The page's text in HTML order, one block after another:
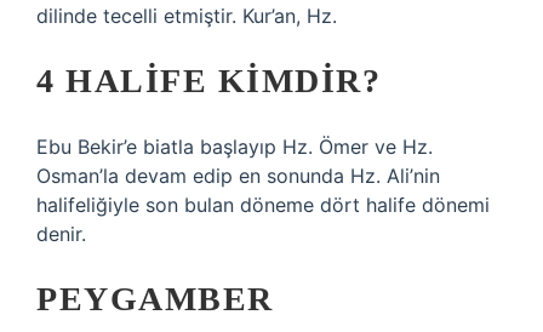
dilinde tecelli etmiştir. Kur’an, Hz.
4 HALIFE KIMDIR?
Ebu Bekir’e biatla başlayıp Hz. Ömer ve Hz.
Osman’la devam edip en sonunda Hz. Ali’nin
halifeliğiyle son bulan döneme dört halife dönemi
denir.
PEYGAMBER